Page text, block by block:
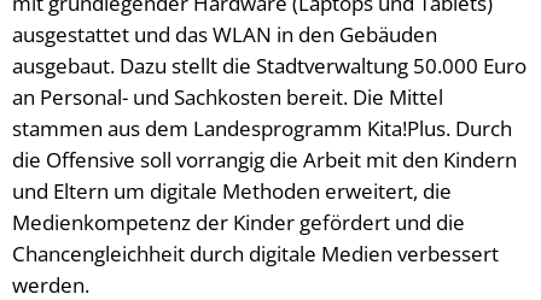
ausgestattet und das WLAN in den Gebäuden
ausgebaut. Dazu stellt die Stadtverwaltung 50.000 Euro
an Personal- und Sachkosten bereit. Die Mittel
stammen aus dem Landesprogramm Kita!Plus. Durch
die Offensive soll vorrangig die Arbeit mit den Kindern
und Eltern um digitale Methoden erweitert, die
Medienkompetenz der Kinder gefördert und die
Chancengleichheit durch digitale Medien verbessert
werden.